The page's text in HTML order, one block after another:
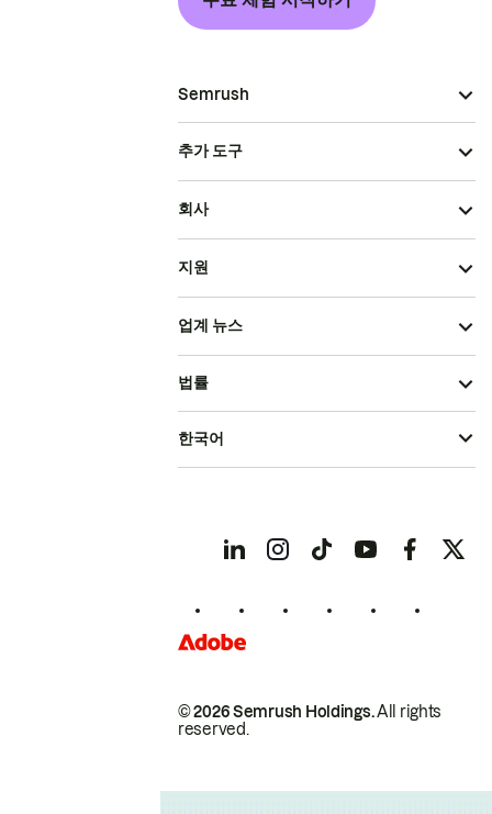
Semrush
추가 도구
회사
지원
업계 뉴스
© 2026 Semrush Holdings.All rights
reserved.
법률
한국어